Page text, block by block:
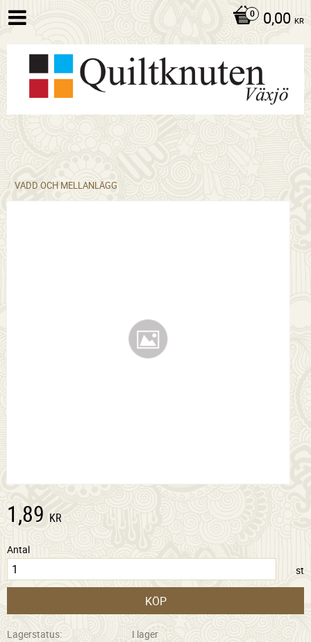
0,00 KR
VADD OCH MELLANLÄGG
1,89 KR
Antal
st
KÖP
Lagerstatus
I lager